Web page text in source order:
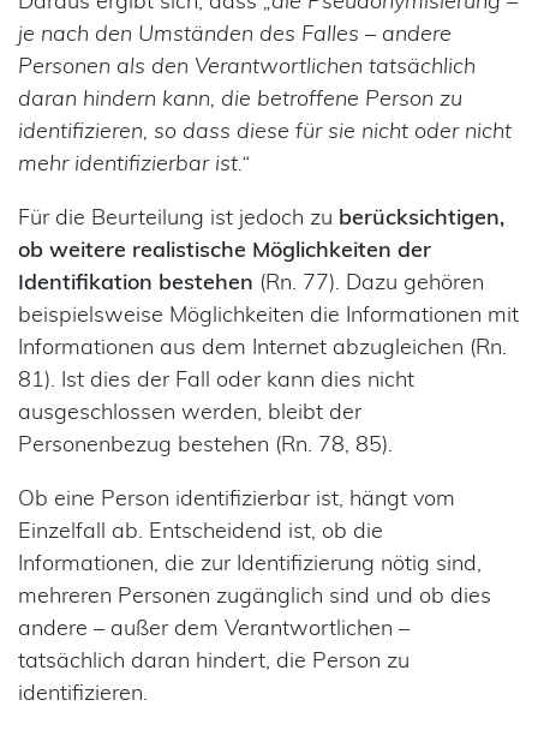
je nach den Umständen des Falles – andere
Personen als den Verantwortlichen tatsächlich
daran hindern kann, die betroffene Person zu
identifizieren, so dass diese für sie nicht oder nicht
mehr identifizierbar ist.“
Für die Beurteilung ist jedoch zu berücksichtigen,
ob weitere realistische Möglichkeiten der
Identifikation bestehen (Rn. 77). Dazu gehören
beispielsweise Möglichkeiten die Informationen mit
Informationen aus dem Internet abzugleichen (Rn.
81). Ist dies der Fall oder kann dies nicht
ausgeschlossen werden, bleibt der
Personenbezug bestehen (Rn. 78, 85).
Ob eine Person identifizierbar ist, hängt vom
Einzelfall ab. Entscheidend ist, ob die
Informationen, die zur Identifizierung nötig sind,
mehreren Personen zugänglich sind und ob dies
andere – außer dem Verantwortlichen –
tatsächlich daran hindert, die Person zu
identifizieren.